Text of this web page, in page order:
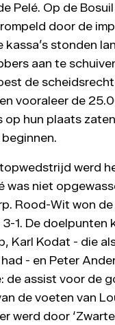
Pelé. Op de
door de
kassa’s stonden
aan te
de
vooraleer de
op hun plaats
werd
was niet
Rood-Wit won
1. De doelpunten
Karl Kodat - die
had - en Peter
de assist voor de
de voeten van
werd door ‘Zwarte